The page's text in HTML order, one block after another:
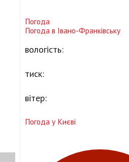
Погода
Погода в Івано-Франківську
вологість:
тиск:
вітер:
Погода у Києві